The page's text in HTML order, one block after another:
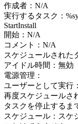
作成者：N/A
実行するタスク：
StartInstall
開始：N/A
コメント：N/A
スケジュールされた
アイドル時間：無効
電源管理：
ユーザーとして実行
再度スケジュールさ
タスクを停止するま
スケジュール：スケ